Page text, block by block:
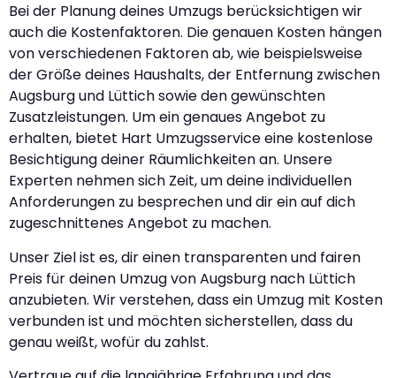
Bei der Planung deines Umzugs berücksichtigen wir
auch die Kostenfaktoren. Die genauen Kosten hängen
von verschiedenen Faktoren ab, wie beispielsweise
der Größe deines Haushalts, der Entfernung zwischen
Augsburg und Lüttich sowie den gewünschten
Zusatzleistungen. Um ein genaues Angebot zu
erhalten, bietet Hart Umzugsservice eine kostenlose
Besichtigung deiner Räumlichkeiten an. Unsere
Experten nehmen sich Zeit, um deine individuellen
Anforderungen zu besprechen und dir ein auf dich
zugeschnittenes Angebot zu machen.
Unser Ziel ist es, dir einen transparenten und fairen
Preis für deinen Umzug von Augsburg nach Lüttich
anzubieten. Wir verstehen, dass ein Umzug mit Kosten
verbunden ist und möchten sicherstellen, dass du
genau weißt, wofür du zahlst.